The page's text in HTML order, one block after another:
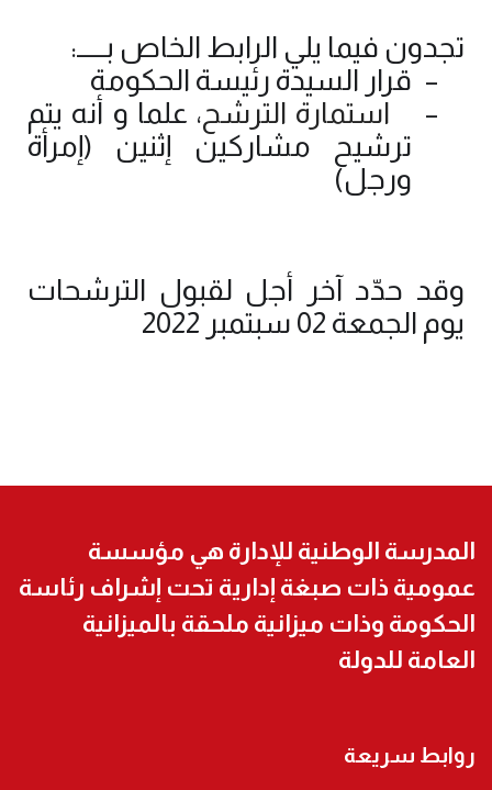
تجدون فيما يلي الرابط الخاص بـــــ:
– قرار السيدة رئيسة الحكومة
– استمارة الترشح، علما و أنه يتم
ترشيح مشاركين إثنين (إمرأة
ورجل)
وقد حدّد آخر أجل لقبول الترشحات
يوم الجمعة 02 سبتمبر 2022
المدرسة الوطنية للإدارة هي مؤسسة
عمومية ذات صبغة إدارية تحت إشراف رئاسة
الحكومة وذات ميزانية ملحقة بالميزانية
العامة للدولة
روابط سريعة